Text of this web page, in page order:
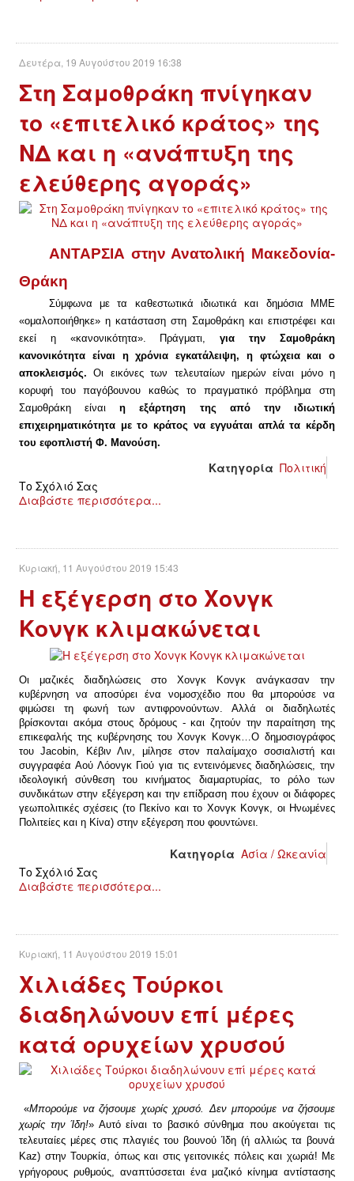
Δευτέρα, 19 Αυγούστου 2019 16:38
Στη Σαμοθράκη πνίγηκαν
το «επιτελικό κράτος» της
ΝΔ και η «ανάπτυξη της
ελεύθερης αγοράς»
ΑΝΤΑΡΣΙΑ στην Ανατολική Μακεδονία-
Θράκη
Σύμφωνα με τα καθεστωτικά ιδιωτικά και δημόσια ΜΜΕ
«ομαλοποιήθηκε» η κατάσταση στη Σαμοθράκη και επιστρέφει και
εκεί η «κανονικότητα». Πράγματι,για την Σαμοθράκη
κανονικότητα είναι η χρόνια εγκατάλειψη, η φτώχεια και ο
αποκλεισμός.Οι εικόνες των τελευταίων ημερών είναι μόνο η
κορυφή του παγόβουνου καθώς το πραγματικό πρόβλημα στη
Σαμοθράκη είναι η εξάρτηση της από την ιδιωτική
επιχειρηματικότητα με το κράτος να εγγυάται απλά τα κέρδη
του εφοπλιστή Φ. Μανούση.
Κατηγορία Πολιτική
Το Σχόλιό Σας
Διαβάστε περισσότερα...
Κυριακή, 11 Αυγούστου 2019 15:43
Η εξέγερση στο Χονγκ
Κονγκ κλιμακώνεται
Οι μαζικές διαδηλώσεις στο Χονγκ Κονγκ ανάγκασαν την
κυβέρνηση να αποσύρει ένα νομοσχέδιο που θα μπορούσε να
φιμώσει τη φωνή των αντιφρονούντων. Αλλά οι διαδηλωτές
βρίσκονται ακόμα στους δρόμους - και ζητούν την παραίτηση της
επικεφαλής της κυβέρνησης του Χονγκ Κονγκ…Ο δημοσιογράφος
του Jacobin, Κέβιν Λιν, μίλησε στον παλαίμαχο σοσιαλιστή και
συγγραφέα Αού Λόονγκ Γιού για τις εντεινόμενες διαδηλώσεις, την
ιδεολογική σύνθεση του κινήματος διαμαρτυρίας, το ρόλο των
συνδικάτων στην εξέγερση και την επίδραση που έχουν οι διάφορες
γεωπολιτικές σχέσεις (το Πεκίνο και το Χονγκ Κονγκ, οι Ηνωμένες
Πολιτείες και η Κίνα) στην εξέγερση που φουντώνει.
Κατηγορία Ασία / Ωκεανία
Το Σχόλιό Σας
Διαβάστε περισσότερα...
Κυριακή, 11 Αυγούστου 2019 15:01
Χιλιάδες Τούρκοι
διαδηλώνουν επί μέρες
κατά ορυχείων χρυσού
«Μπορούμε να ζήσουμε χωρίς χρυσό. Δεν μπορούμε να ζήσουμε
χωρίς την Ίδη!» Αυτό είναι το βασικό σύνθημα που ακούγεται τις
τελευταίες μέρες στις πλαγιές του βουνού Ίδη (ή αλλιώς τα βουνά
Kaz) στην Τουρκία, όπως και στις γειτονικές πόλεις και χωριά! Με
γρήγορους ρυθμούς, αναπτύσσεται ένα μαζικό κίνημα αντίστασης